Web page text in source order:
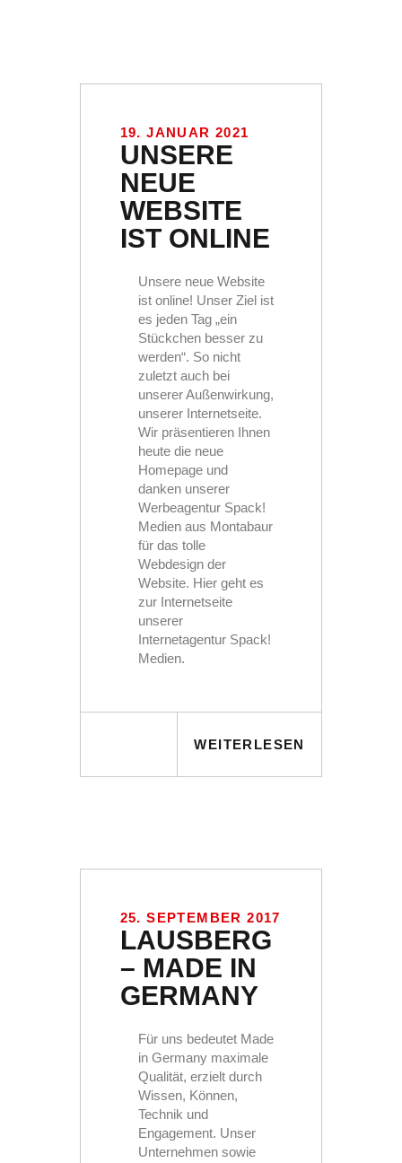
19. JANUAR 2021
UNSERE
NEUE
WEBSITE
IST ONLINE
Unsere neue Website
ist online! Unser Ziel ist
es jeden Tag „ein
Stückchen besser zu
werden“. So nicht
zuletzt auch bei
unserer Außenwirkung,
unserer Internetseite.
Wir präsentieren Ihnen
heute die neue
Homepage und
danken unserer
Werbeagentur Spack!
Medien aus Montabaur
für das tolle
Webdesign der
Website. Hier geht es
zur Internetseite
unserer
Internetagentur Spack!
Medien.
WEITERLESEN
25. SEPTEMBER 2017
LAUSBERG
– MADE IN
GERMANY
Für uns bedeutet Made
in Germany maximale
Qualität, erzielt durch
Wissen, Können,
Technik und
Engagement. Unser
Unternehmen sowie